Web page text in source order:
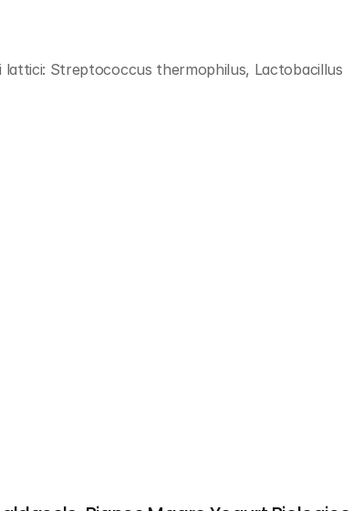
Streptococcus thermophilus, Lactobacillus